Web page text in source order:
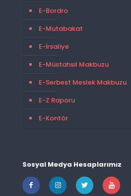
E-Bordro
E-Mutabakat
E-İrsaliye
E-Müstahsil Makbuzu
E-Serbest Meslek Makbuzu
E-Z Raporu
E-Kontör
Sosyal Medya Hesaplarımız